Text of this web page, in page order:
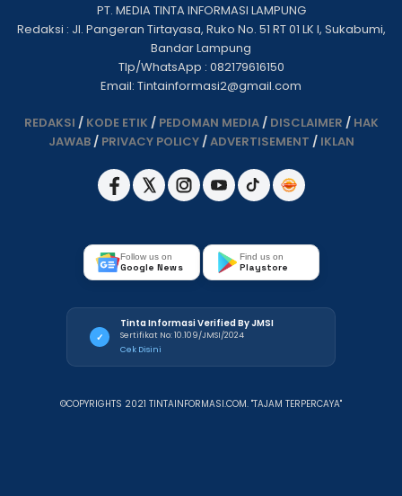
PT. MEDIA TINTA INFORMASI LAMPUNG
Redaksi : Jl. Pangeran Tirtayasa, Ruko No. 51 RT 01 LK I, Sukabumi,
Bandar Lampung
Tlp/WhatsApp : 082179616150
Email: Tintainformasi2@gmail.com
REDAKSI / KODE ETIK / PEDOMAN MEDIA/ DISCLAIMER / HAK
JAWAB/ PRIVACY POLICY/ADVERTISEMENT / IKLAN
Follow us on
Google News
Find us on
Playstore
✓
Tinta Informasi Verified By JMSI
Sertifikat No: 10.109/JMSI/2024
Cek Disini
©COPYRIGHTS 2021 TINTAINFORMASI.COM. "TAJAM TERPERCAYA"